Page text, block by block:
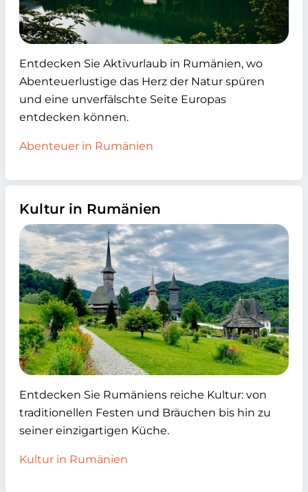
Entdecken Sie Aktivurlaub in Rumänien, wo
Abenteuerlustige das Herz der Natur spüren
und eine unverfälschte Seite Europas
entdecken können.
Abenteuer in Rumänien
Kultur in Rumänien
Entdecken Sie Rumäniens reiche Kultur: von
traditionellen Festen und Bräuchen bis hin zu
seiner einzigartigen Küche.
Kultur in Rumänien